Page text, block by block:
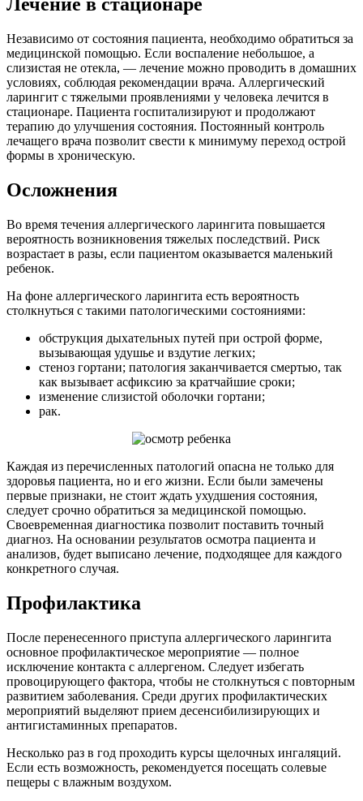
Лечение в стационаре
Независимо от состояния пациента, необходимо обратиться за
медицинской помощью. Если воспаление небольшое, а
слизистая не отекла, — лечение можно проводить в домашних
условиях, соблюдая рекомендации врача. Аллергический
ларингит с тяжелыми проявлениями у человека лечится в
стационаре. Пациента госпитализируют и продолжают
терапию до улучшения состояния. Постоянный контроль
лечащего врача позволит свести к минимуму переход острой
формы в хроническую.
Осложнения
Во время течения аллергического ларингита повышается
вероятность возникновения тяжелых последствий. Риск
возрастает в разы, если пациентом оказывается маленький
ребенок.
На фоне аллергического ларингита есть вероятность
столкнуться с такими патологическими состояниями:
обструкция дыхательных путей при острой форме,
вызывающая удушье и вздутие легких;
стеноз гортани; патология заканчивается смертью, так
как вызывает асфиксию за кратчайшие сроки;
изменение слизистой оболочки гортани;
рак.
Каждая из перечисленных патологий опасна не только для
здоровья пациента, но и его жизни. Если были замечены
первые признаки, не стоит ждать ухудшения состояния,
следует срочно обратиться за медицинской помощью.
Своевременная диагностика позволит поставить точный
диагноз. На основании результатов осмотра пациента и
анализов, будет выписано лечение, подходящее для каждого
конкретного случая.
Профилактика
После перенесенного приступа аллергического ларингита
основное профилактическое мероприятие — полное
исключение контакта с аллергеном. Следует избегать
провоцирующего фактора, чтобы не столкнуться с повторным
развитием заболевания. Среди других профилактических
мероприятий выделяют прием десенсибилизирующих и
антигистаминных препаратов.
Несколько раз в год проходить курсы щелочных ингаляций.
Если есть возможность, рекомендуется посещать солевые
пещеры с влажным воздухом.